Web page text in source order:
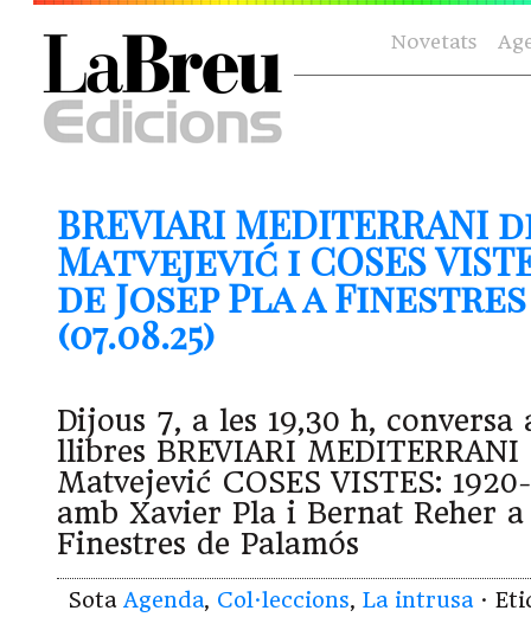
Novetats
BREVIARI
Matvejević i COSES
de Josep Pla a
(07.08.25)
Dijous 7, a les 19,30 h,
llibres BREVIARI
Matvejević COSES VISTES:
amb Xavier Pla i Bernat Reher
Finestres de Palamós
Sota Agenda, Col·leccions, La intrusa ·